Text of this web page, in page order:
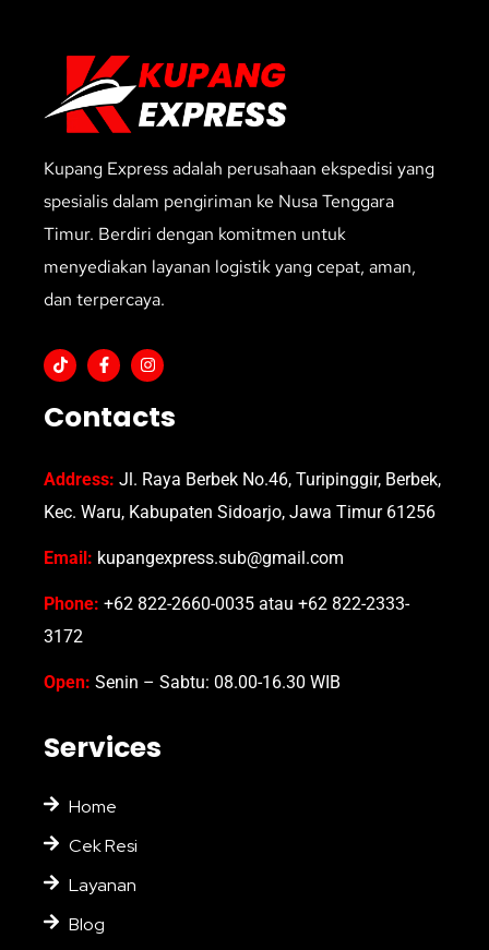
Kupang Express adalah perusahaan ekspedisi yang
spesialis dalam pengiriman ke Nusa Tenggara
Timur. Berdiri dengan komitmen untuk
menyediakan layanan logistik yang cepat, aman,
dan terpercaya.
Contacts
Address: Jl. Raya Berbek No.46, Turipinggir, Berbek,
Kec. Waru, Kabupaten Sidoarjo, Jawa Timur 61256
Email: kupangexpress.sub@gmail.com
Phone: +62 822-2660-0035 atau +62 822-2333-
3172
Open: Senin – Sabtu: 08.00-16.30 WIB
Services
Home
Cek Resi
Layanan
Blog